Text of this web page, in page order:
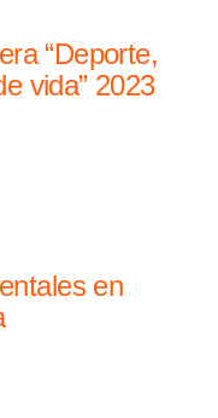
“Deporte,
vida” 2023
en